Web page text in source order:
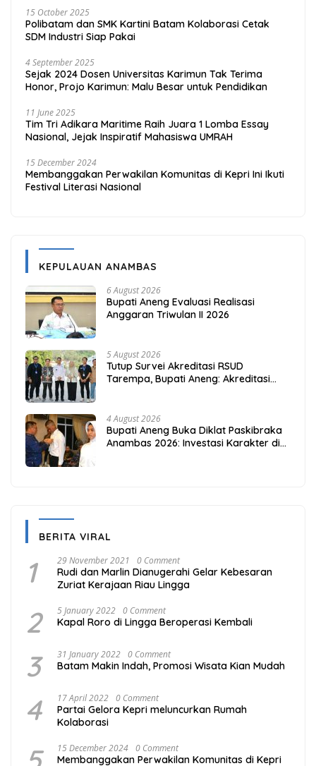
15 October 2025
Polibatam dan SMK Kartini Batam Kolaborasi Cetak
SDM Industri Siap Pakai
4 September 2025
Sejak 2024 Dosen Universitas Karimun Tak Terima
Honor, Projo Karimun: Malu Besar untuk Pendidikan
11 June 2025
Tim Tri Adikara Maritime Raih Juara 1 Lomba Essay
Nasional, Jejak Inspiratif Mahasiswa UMRAH
15 December 2024
Membanggakan Perwakilan Komunitas di Kepri Ini Ikuti
Festival Literasi Nasional
KEPULAUAN ANAMBAS
6 August 2026
Bupati Aneng Evaluasi Realisasi
Anggaran Triwulan II 2026
5 August 2026
Tutup Survei Akreditasi RSUD
Tarempa, Bupati Aneng: Akreditasi
4 August 2026
Bupati Aneng Buka Diklat Paskibraka
Anambas 2026: Investasi Karakter di
BERITA VIRAL
1 29 November 2021 0 Comment
Rudi dan Marlin Dianugerahi Gelar Kebesaran
Zuriat Kerajaan Riau Lingga
2 5 January 2022 0 Comment
Kapal Roro di Lingga Beroperasi Kembali
3 31 January 2022 0 Comment
Batam Makin Indah, Promosi Wisata Kian Mudah
4 17 April 2022 0 Comment
Partai Gelora Kepri meluncurkan Rumah
Kolaborasi
15 December 2024 0 Comment
Membanggakan Perwakilan Komunitas di Kepri